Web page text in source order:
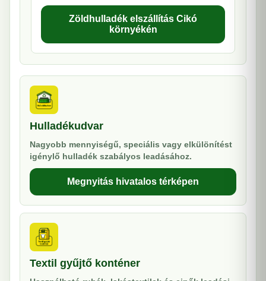
Zöldhulladék elszállítás Cikó
környékén
Hulladékudvar
Nagyobb mennyiségű, speciális vagy elkülönítést
igénylő hulladék szabályos leadásához.
Megnyitás hivatalos térképen
Textil gyűjtő konténer